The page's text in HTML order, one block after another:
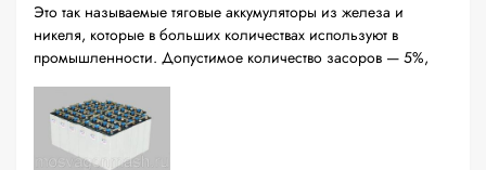
Это так называемые тяговые аккумуляторы из железа и
никеля, которые в больших количествах используют в
промышленности. Допустимое количество засоров — 5%,